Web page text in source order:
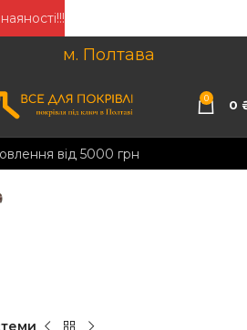
м. Полтава
0 0
від 5000 грн